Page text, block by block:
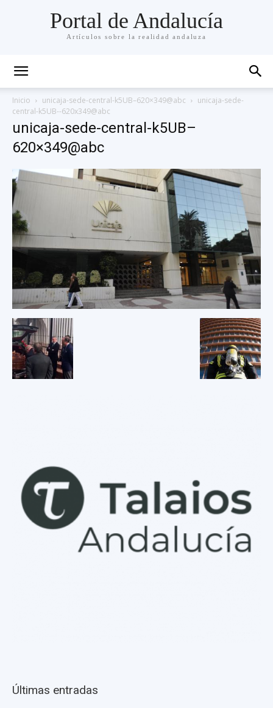
Portal de Andalucía
Artículos sobre la realidad andaluza
Inicio unicaja-sede-central-k5UB–620×349@abc
unicaja-sede-
central-k5UB--620x349@abc
unicaja-sede-central-k5UB–
620×349@abc
Últimas entradas